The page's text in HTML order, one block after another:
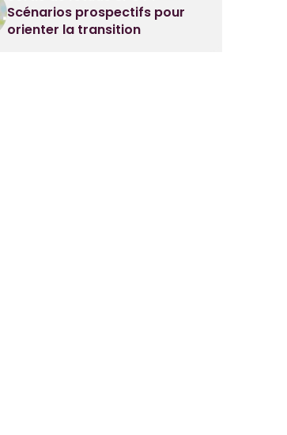
Scénarios prospectifs pour
orienter la transition